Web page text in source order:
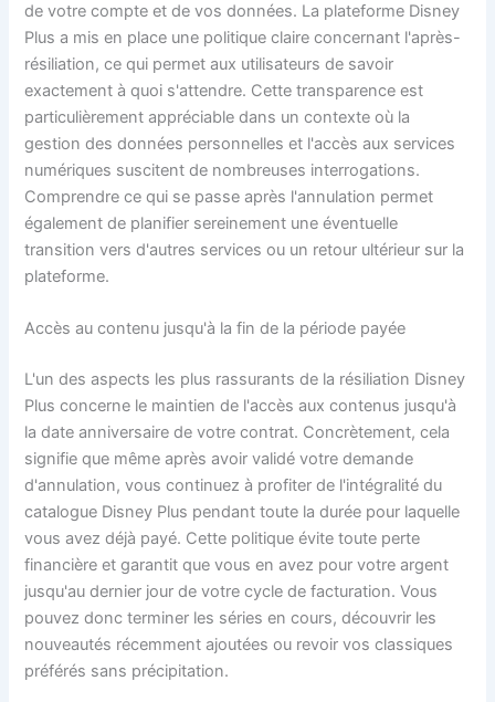
de votre compte et de vos données. La plateforme Disney
Plus a mis en place une politique claire concernant l'après-
résiliation, ce qui permet aux utilisateurs de savoir
exactement à quoi s'attendre. Cette transparence est
particulièrement appréciable dans un contexte où la
gestion des données personnelles et l'accès aux services
numériques suscitent de nombreuses interrogations.
Comprendre ce qui se passe après l'annulation permet
également de planifier sereinement une éventuelle
transition vers d'autres services ou un retour ultérieur sur la
plateforme.
Accès au contenu jusqu'à la fin de la période payée
L'un des aspects les plus rassurants de la résiliation Disney
Plus concerne le maintien de l'accès aux contenus jusqu'à
la date anniversaire de votre contrat. Concrètement, cela
signifie que même après avoir validé votre demande
d'annulation, vous continuez à profiter de l'intégralité du
catalogue Disney Plus pendant toute la durée pour laquelle
vous avez déjà payé. Cette politique évite toute perte
financière et garantit que vous en avez pour votre argent
jusqu'au dernier jour de votre cycle de facturation. Vous
pouvez donc terminer les séries en cours, découvrir les
nouveautés récemment ajoutées ou revoir vos classiques
préférés sans précipitation.